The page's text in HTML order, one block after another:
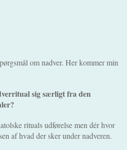
om nadver. Her kommer min
sig særligt fra den
rituals udførelse men dér hvor
af hvad der sker under nadveren.